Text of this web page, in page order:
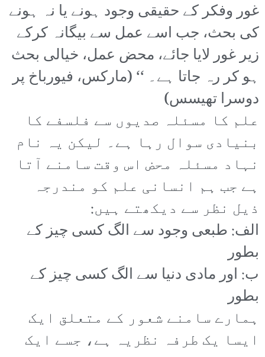
غور وفکر کے حقیقی وجود ہونے یا نہ ہونے
کی بحث، جب اسے عمل سے بیگانہ کرکے
زیر غور لایا جائے، محض عمل، خیالی بحث
ہو کر رہ جاتا ہے۔ ‘‘ (مارکس، فیورباخ پر
دوسرا تھیسس)
علم کا مسئلہ صدیوں سے فلسفے کا
بنیادی سوال رہا ہے۔ لیکن یہ نام
نہاد مسئلہ محض اس وقت سامنے آتا
ہے جب ہم انسانی علم کو مندرجہ
ذیل نظر سے دیکھتے ہیں:
الف: طبعی وجود سے الگ کسی چیز کے
بطور
ب: اور مادی دنیا سے الگ کسی چیز کے
بطور
ہمارے سامنے شعور کے متعلق ایک
ایسا یک طرفہ نظریہ ہے، جسے ایک